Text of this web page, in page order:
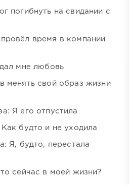
погибнуть на свидании с
время в компании
мне любовь
менять свой образ жизни
Я его отпустила
будто и не уходила
Я, будто, перестала
сейчас в моей жизни?